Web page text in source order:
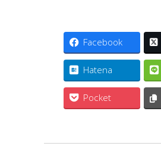
Facebook
Hatena
Pocket